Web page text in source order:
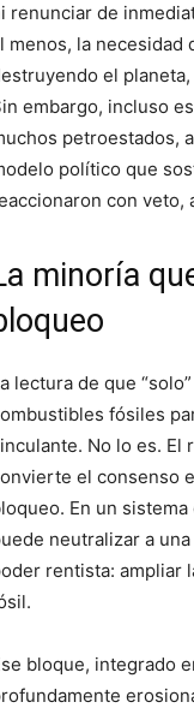
renunciar de
menos, la
el
embargo, incluso
petroestados,
político que
con veto,
minoría
lectura de que
fósiles
No lo es. El
el consenso
En un
neutralizar a
rentista: ampliar
bloque, integrado